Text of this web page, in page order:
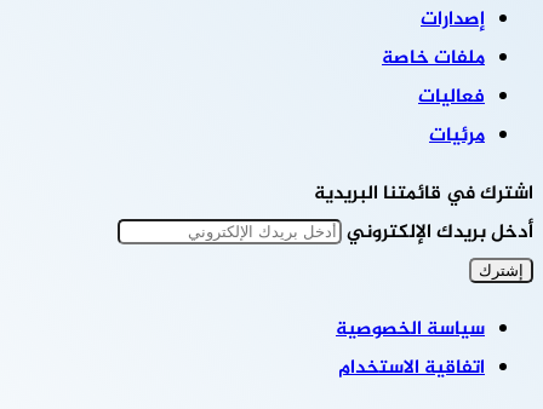
إصدارات
ملفات خاصة
فعاليات
مرئيات
اشترك في قائمتنا البريدية
أدخل بريدك الإلكتروني
سياسة الخصوصية
اتفاقية الاستخدام